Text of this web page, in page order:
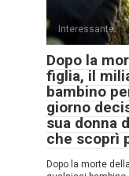
Interessante
Dopo la
figlia, il
bambino
giorno
sua donna
che scoprì
Dopo la morte